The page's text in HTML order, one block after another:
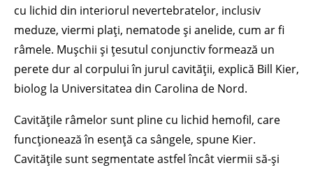
cu lichid din interiorul nevertebratelor, inclusiv
meduze, viermi plați, nematode și anelide, cum ar fi
râmele. Mușchii și țesutul conjunctiv formează un
perete dur al corpului în jurul cavității, explică Bill Kier,
biolog la Universitatea din Carolina de Nord.
Cavitățile râmelor sunt pline cu lichid hemofil, care
funcționează în esență ca sângele, spune Kier.
Cavitățile sunt segmentate astfel încât viermii să-și